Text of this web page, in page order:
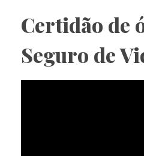
Certidão de
Seguro de